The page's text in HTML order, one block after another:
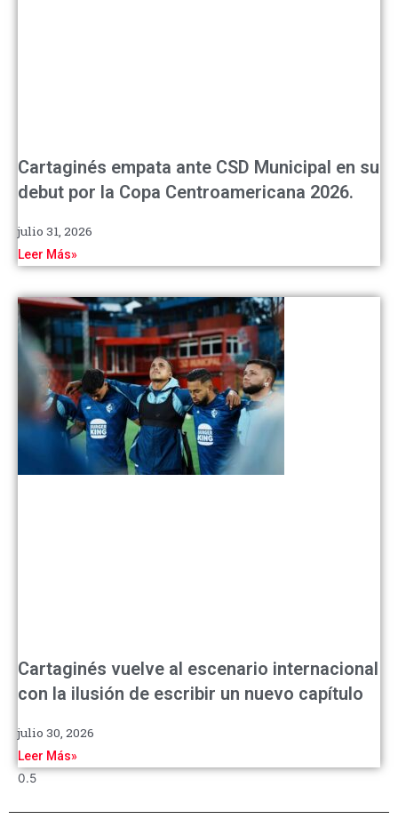
Cartaginés empata ante CSD Municipal en su
debut por la Copa Centroamericana 2026.
julio 31, 2026
Leer Más»
Cartaginés vuelve al escenario internacional
con la ilusión de escribir un nuevo capítulo
julio 30, 2026
Leer Más»